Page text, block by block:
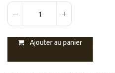
Ajouter au panier